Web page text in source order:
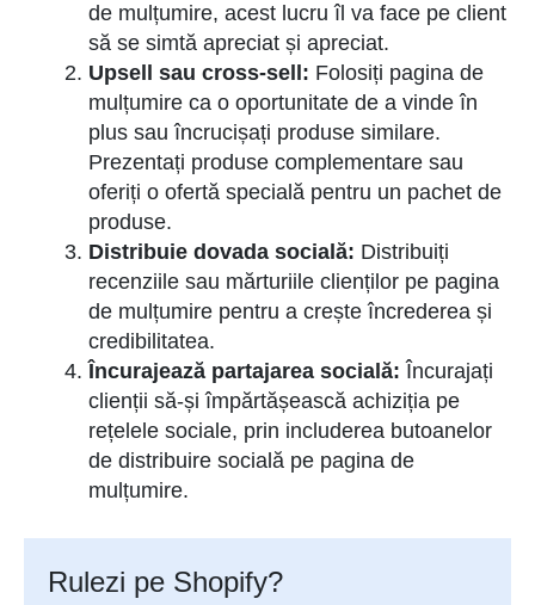
de mulțumire, acest lucru îl va face pe client
să se simtă apreciat și apreciat.
Upsell sau cross-sell: Folosiți pagina de
mulțumire ca o oportunitate de a vinde în
plus sau încrucișați produse similare.
Prezentați produse complementare sau
oferiți o ofertă specială pentru un pachet de
produse.
Distribuie dovada socială: Distribuiți
recenziile sau mărturiile clienților pe pagina
de mulțumire pentru a crește încrederea și
credibilitatea.
Încurajează partajarea socială: Încurajați
clienții să-și împărtășească achiziția pe
rețelele sociale, prin includerea butoanelor
de distribuire socială pe pagina de
mulțumire.
Rulezi pe Shopify?